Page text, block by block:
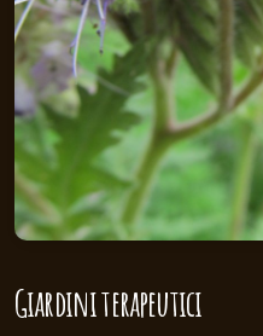
Giardini terapeutici